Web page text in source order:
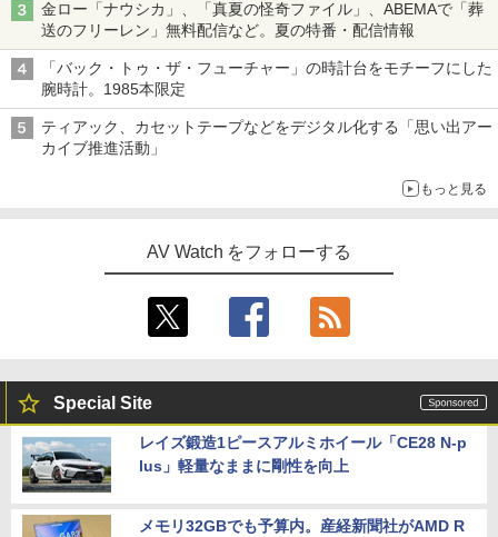
金ロー「ナウシカ」、「真夏の怪奇ファイル」、ABEMAで「葬
送のフリーレン」無料配信など。夏の特番・配信情報
「バック・トゥ・ザ・フューチャー」の時計台をモチーフにした
腕時計。1985本限定
ティアック、カセットテープなどをデジタル化する「思い出アー
カイブ推進活動」
もっと見る
AV Watch をフォローする
Special Site
レイズ鍛造1ピースアルミホイール「CE28 N-p
lus」軽量なままに剛性を向上
メモリ32GBでも予算内。産経新聞社がAMD R